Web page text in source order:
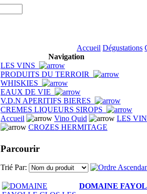
Accueil Dégustations
Navigation
LES VINS
PRODUITS DU TERROIR
WHISKIES
EAUX DE VIE
V.D.N APERITIFS BIERES
CREMES LIQUEURS SIROPS
Accueil
Vino Quid
LES
CROZES HERMITAGE
Parcourir
Trié Par:
DOMAINE